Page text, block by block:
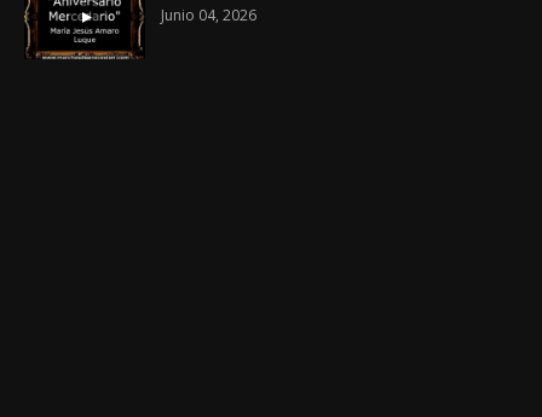
Junio 04, 2026